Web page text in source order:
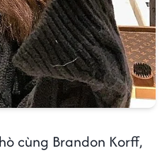
cùng Brandon Korff,